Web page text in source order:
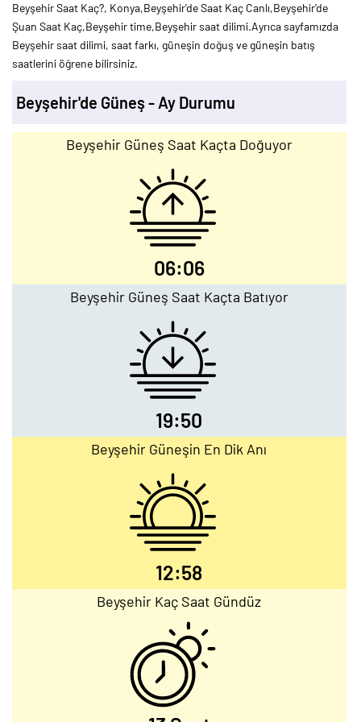
Beyşehir Saat Kaç?, Konya,Beyşehir'de Saat Kaç Canlı,Beyşehir'de
Şuan Saat Kaç,Beyşehir time,Beyşehir saat dilimi.Ayrıca sayfamızda
Beyşehir saat dilimi, saat farkı, güneşin doğuş ve güneşin batış
saatlerini öğrene bilirsiniz.
Beyşehir'de Güneş - Ay Durumu
Beyşehir Güneş Saat Kaçta Doğuyor
06:06
Beyşehir Güneş Saat Kaçta Batıyor
19:50
Beyşehir Güneşin En Dik Anı
12:58
Beyşehir Kaç Saat Gündüz